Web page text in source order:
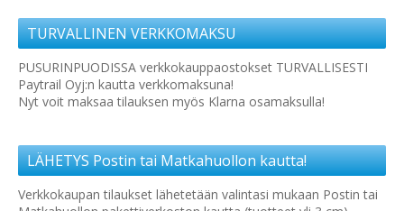
TURVALLINEN VERKKOMAKSU
PUSURINPUODISSA verkkokauppaostokset TURVALLISESTI
Paytrail Oyj:n kautta verkkomaksuna!
Nyt voit maksaa tilauksen myös Klarna osamaksulla!
LÄHETYS Postin tai Matkahuollon kautta!
Verkkokaupan tilaukset lähetetään valintasi mukaan Postin tai